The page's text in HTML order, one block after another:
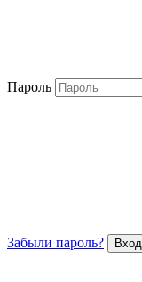
Пароль
Забыли пароль?